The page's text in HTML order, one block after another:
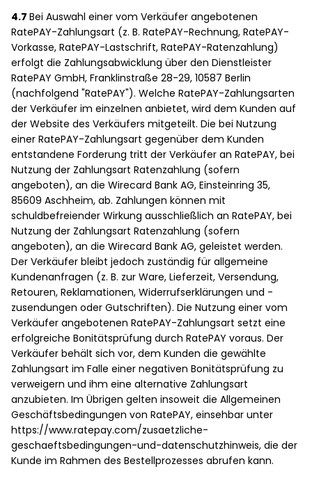
4.7 Bei Auswahl einer vom Verkäufer angebotenen
RatePAY-Zahlungsart (z. B. RatePAY-Rechnung, RatePAY-
Vorkasse, RatePAY-Lastschrift, RatePAY-Ratenzahlung)
erfolgt die Zahlungsabwicklung über den Dienstleister
RatePAY GmbH, Franklinstraße 28-29, 10587 Berlin
(nachfolgend "RatePAY"). Welche RatePAY-Zahlungsarten
der Verkäufer im einzelnen anbietet, wird dem Kunden auf
der Website des Verkäufers mitgeteilt. Die bei Nutzung
einer RatePAY-Zahlungsart gegenüber dem Kunden
entstandene Forderung tritt der Verkäufer an RatePAY, bei
Nutzung der Zahlungsart Ratenzahlung (sofern
angeboten), an die Wirecard Bank AG, Einsteinring 35,
85609 Aschheim, ab. Zahlungen können mit
schuldbefreiender Wirkung ausschließlich an RatePAY, bei
Nutzung der Zahlungsart Ratenzahlung (sofern
angeboten), an die Wirecard Bank AG, geleistet werden.
Der Verkäufer bleibt jedoch zuständig für allgemeine
Kundenanfragen (z. B. zur Ware, Lieferzeit, Versendung,
Retouren, Reklamationen, Widerrufserklärungen und -
zusendungen oder Gutschriften). Die Nutzung einer vom
Verkäufer angebotenen RatePAY-Zahlungsart setzt eine
erfolgreiche Bonitätsprüfung durch RatePAY voraus. Der
Verkäufer behält sich vor, dem Kunden die gewählte
Zahlungsart im Falle einer negativen Bonitätsprüfung zu
verweigern und ihm eine alternative Zahlungsart
anzubieten. Im Übrigen gelten insoweit die Allgemeinen
Geschäftsbedingungen von RatePAY, einsehbar unter
https://www.ratepay.com/zusaetzliche-
geschaeftsbedingungen-und-datenschutzhinweis, die der
Kunde im Rahmen des Bestellprozesses abrufen kann.